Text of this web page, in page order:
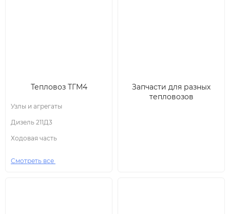
Тепловоз ТГМ4
Узлы и агрегаты
Дизель 211Д3
Ходовая часть
Смотреть все
Запчасти для разных
тепловозов